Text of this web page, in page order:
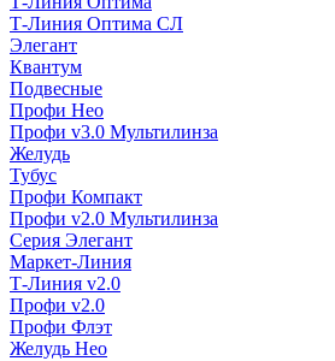
Т-Линия Оптима СЛ
Элегант
Квантум
Подвесные
Профи Нео
Профи v3.0 Мультилинза
Желудь
Тубус
Профи Компакт
Профи v2.0 Мультилинза
Серия Элегант
Маркет-Линия
Т-Линия v2.0
Профи v2.0
Профи Флэт
Желудь Нео